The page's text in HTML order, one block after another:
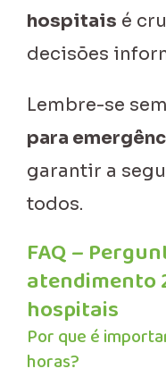
hospitais é
decisões
Lembre-se
para
garantir a
todos.
FAQ –
atendimento
hospitais
Por que é
horas?